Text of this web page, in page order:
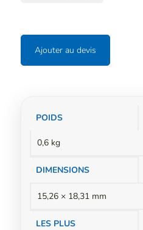
Ajouter au devis
Informations
POIDS
0,6 kg
DIMENSIONS
15,26 × 18,31 mm
LES PLUS